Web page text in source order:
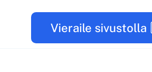
Vieraile sivustolla